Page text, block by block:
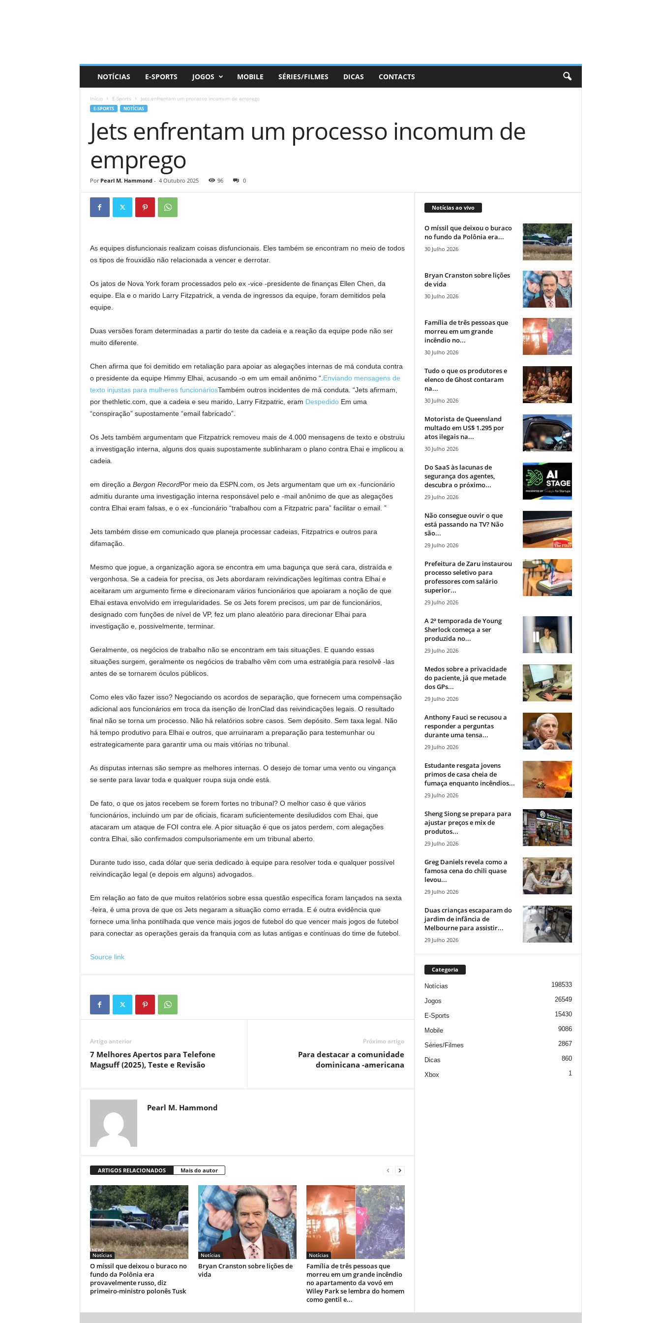
NOTÍCIAS E-SPORTS JOGOS MOBILE SÉRIES/FILMES DICAS CONTACTS
Início E-Sports Jets enfrentam um processo incomum de emprego
E-SPORTS NOTÍCIAS
Jets enfrentam um processo incomum de
emprego
Por Pearl M. Hammond- 4 Outubro 2025 96 0
As equipes disfuncionais realizam coisas disfuncionais. Eles também se encontram no meio de todos
os tipos de frouxidão não relacionada a vencer e derrotar.
Os jatos de Nova York foram processados ​​pelo ex -vice -presidente de finanças Ellen Chen, da
equipe. Ela e o marido Larry Fitzpatrick, a venda de ingressos da equipe, foram demitidos pela
equipe.
Duas versões foram determinadas a partir do teste da cadeia e a reação da equipe pode não ser
muito diferente.
Chen afirma que foi demitido em retaliação para apoiar as alegações internas de má conduta contra
o presidente da equipe Himmy Elhai, acusando -o em um email anônimo “. Enviando mensagens de
texto injustas para mulheres funcionáriosTambém outros incidentes de má conduta. “Jets afirmam,
por thethletic.com, que a cadeia e seu marido, Larry Fitzpatric, eram DespedidoEm uma
“conspiração” supostamente “email fabricado”.
Os Jets também argumentam que Fitzpatrick removeu mais de 4.000 mensagens de texto e obstruiu
a investigação interna, alguns dos quais supostamente sublinharam o plano contra Ehai e implicou a
cadeia.
em direção a Bergon RecordPor meio da ESPN.com, os Jets argumentam que um ex -funcionário
admitiu durante uma investigação interna responsável pelo e -mail anônimo de que as alegações
contra Elhai eram falsas, e o ex -funcionário “trabalhou com a Fitzpatric para” facilitar o email. ”
Jets também disse em comunicado que planeja processar cadeias, Fitzpatrics e outros para
difamação.
Mesmo que jogue, a organização agora se encontra em uma bagunça que será cara, distraída e
vergonhosa. Se a cadeia for precisa, os Jets abordaram reivindicações legítimas contra Elhai e
aceitaram um argumento firme e direcionaram vários funcionários que apoiaram a noção de que
Elhai estava envolvido em irregularidades. Se os Jets forem precisos, um par de funcionários,
designado com funções de nível de VP, fez um plano aleatório para direcionar Elhai para
investigação e, possivelmente, terminar.
Geralmente, os negócios de trabalho não se encontram em tais situações. E quando essas
situações surgem, geralmente os negócios de trabalho vêm com uma estratégia para resolvê -las
antes de se tornarem óculos públicos.
Como eles vão fazer isso? Negociando os acordos de separação, que fornecem uma compensação
adicional aos funcionários em troca da isenção de IronClad das reivindicações legais. O resultado
final não se torna um processo. Não há relatórios sobre casos. Sem depósito. Sem taxa legal. Não
há tempo produtivo para Elhai e outros, que arruinaram a preparação para testemunhar ou
estrategicamente para garantir uma ou mais vitórias no tribunal.
As disputas internas são sempre as melhores internas. O desejo de tomar uma vento ou vingança
se sente para lavar toda e qualquer roupa suja onde está.
De fato, o que os jatos recebem se forem fortes no tribunal? O melhor caso é que vários
funcionários, incluindo um par de oficiais, ficaram suficientemente desiludidos com Ehai, que
atacaram um ataque de FOI contra ele. A pior situação é que os jatos perdem, com alegações
contra Elhai, são confirmados compulsoriamente em um tribunal aberto.
Durante tudo isso, cada dólar que seria dedicado à equipe para resolver toda e qualquer possível
reivindicação legal (e depois em alguns) advogados.
Em relação ao fato de que muitos relatórios sobre essa questão específica foram lançados na sexta
-feira, é uma prova de que os Jets negaram a situação como errada. E é outra evidência que
fornece uma linha pontilhada que vence mais jogos de futebol do que vencer mais jogos de futebol
para conectar as operações gerais da franquia com as lutas antigas e contínuas do time de futebol.
Source link
Artigo anterior
7 Melhores Apertos para Telefone
Magsuff (2025), Teste e Revisão
Próximo artigo
Para destacar a comunidade
dominicana -americana
Pearl M. Hammond
ARTIGOS RELACIONADOS Mais do autor
Notícias
O míssil que deixou o buraco no
fundo da Polônia era
provavelmente russo, diz
primeiro-ministro polonês Tusk
Notícias
Bryan Cranston sobre lições de
vida
Notícias
Família de três pessoas que
morreu em um grande incêndio
no apartamento da vovó em
Wiley Park se lembra do homem
como gentil e...
Notícias ao vivo
O míssil que deixou o buraco
no fundo da Polônia era...
30 Julho 2026
Bryan Cranston sobre lições
de vida
30 Julho 2026
Família de três pessoas que
morreu em um grande
incêndio no...
30 Julho 2026
Tudo o que os produtores e
elenco de Ghost contaram
na...
30 Julho 2026
Motorista de Queensland
multado em US$ 1.295 por
atos ilegais na...
30 Julho 2026
Do SaaS às lacunas de
segurança dos agentes,
descubra o próximo...
29 Julho 2026
Não consegue ouvir o que
está passando na TV? Não
são...
29 Julho 2026
Prefeitura de Zaru instaurou
processo seletivo para
professores com salário
superior...
29 Julho 2026
A 2ª temporada de Young
Sherlock começa a ser
produzida no...
29 Julho 2026
Medos sobre a privacidade
do paciente, já que metade
dos GPs...
29 Julho 2026
Anthony Fauci se recusou a
responder a perguntas
durante uma tensa...
29 Julho 2026
Estudante resgata jovens
primos de casa cheia de
fumaça enquanto incêndios...
29 Julho 2026
Sheng Siong se prepara para
ajustar preços e mix de
produtos...
29 Julho 2026
Greg Daniels revela como a
famosa cena do chili quase
levou...
29 Julho 2026
Duas crianças escaparam do
jardim de infância de
Melbourne para assistir...
29 Julho 2026
Categoria
Notícias 198533
Jogos 26549
E-Sports 15430
Mobile 9086
Séries/Filmes 2867
Dicas 860
Xbox 1